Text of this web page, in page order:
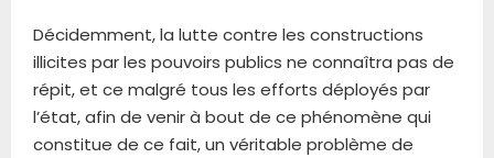
Décidemment, la lutte contre les constructions
illicites par les pouvoirs publics ne connaîtra pas de
répit, et ce malgré tous les efforts déployés par
l’état, afin de venir à bout de ce phénomène qui
constitue de ce fait, un véritable problème de